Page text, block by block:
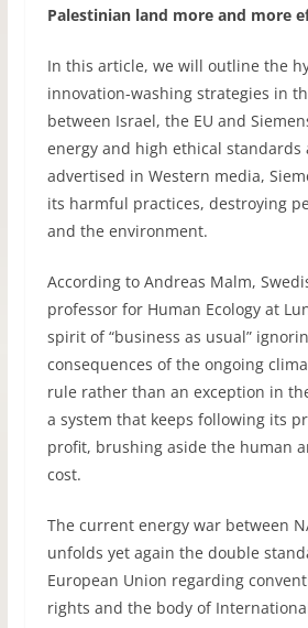
Palestinian land more and more
In this article, we will outline the
innovation-washing strategies in
between Israel, the EU and
energy and high ethical standards
advertised in Western media,
its harmful practices, destroying
and the environment.
According to Andreas Malm,
professor for Human Ecology at
spirit of “business as usual”
consequences of the ongoing
rule rather than an exception in
a system that keeps following its
profit, brushing aside the human
cost.
The current energy war between
unfolds yet again the double
European Union regarding
rights and the body of